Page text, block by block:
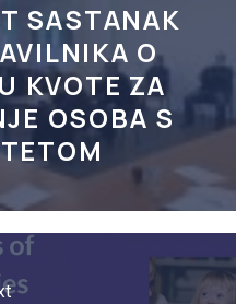
SASTANAK
O
KVOTE ZA
OSOBA S